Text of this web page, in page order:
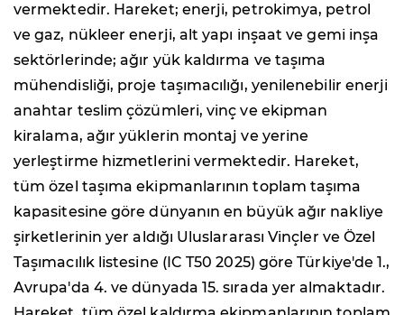
vermektedir. Hareket; enerji, petrokimya, petrol
ve gaz, nükleer enerji, alt yapı inşaat ve gemi inşa
sektörlerinde; ağır yük kaldırma ve taşıma
mühendisliği, proje taşımacılığı, yenilenebilir enerji
anahtar teslim çözümleri, vinç ve ekipman
kiralama, ağır yüklerin montaj ve yerine
yerleştirme hizmetlerini vermektedir. Hareket,
tüm özel taşıma ekipmanlarının toplam taşıma
kapasitesine göre dünyanın en büyük ağır nakliye
şirketlerinin yer aldığı Uluslararası Vinçler ve Özel
Taşımacılık listesine (IC T50 2025) göre Türkiye'de 1.,
Avrupa'da 4. ve dünyada 15. sırada yer almaktadır.